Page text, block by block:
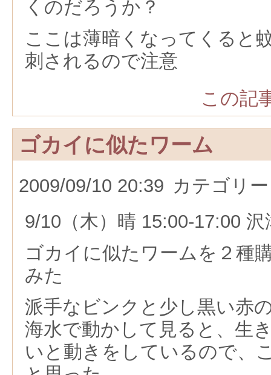
くのだろうか？
ここは薄暗くなってくると
刺されるので注意
この記
ゴカイに似たワーム
2009/09/10 20:39 カテゴリ
9/10（木）晴 15:00-17:00 沢
ゴカイに似たワームを２種
みた
派手なビンクと少し黒い赤
海水で動かして見ると、生
いと動きをしているので、